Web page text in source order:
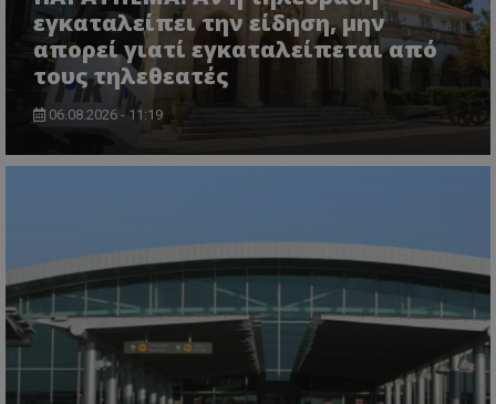
εγκαταλείπει την είδηση, μην
απορεί γιατί εγκαταλείπεται από
τους τηλεθεατές
06.08.2026 - 11:19